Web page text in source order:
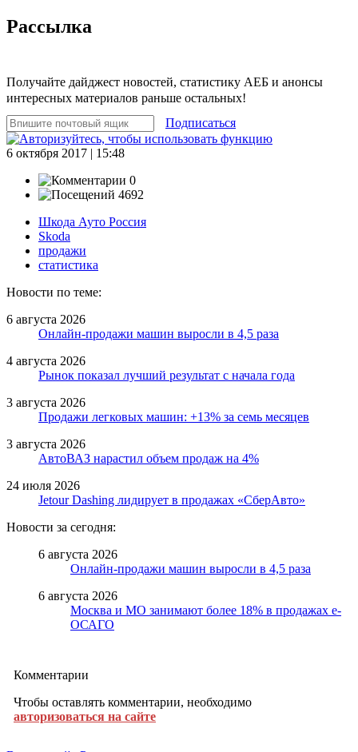
Рассылка
Получайте дайджест новостей, статистику АЕБ и анонсы
интересных материалов раньше остальных!
Подписаться
6 октября 2017 | 15:48
0
4692
Шкода Ауто Россия
Skoda
продажи
статистика
Новости по теме:
6 августа 2026
Онлайн-продажи машин выросли в 4,5 раза
4 августа 2026
Рынок показал лучший результат с начала года
3 августа 2026
Продажи легковых машин: +13% за семь месяцев
3 августа 2026
АвтоВАЗ нарастил объем продаж на 4%
24 июля 2026
Jetour Dashing лидирует в продажах «СберАвто»
Новости за сегодня:
6 августа 2026
Онлайн-продажи машин выросли в 4,5 раза
6 августа 2026
Москва и МО занимают более 18% в продажах е-
ОСАГО
Комментарии
Чтобы оставлять комментарии, необходимо
авторизоваться на сайте